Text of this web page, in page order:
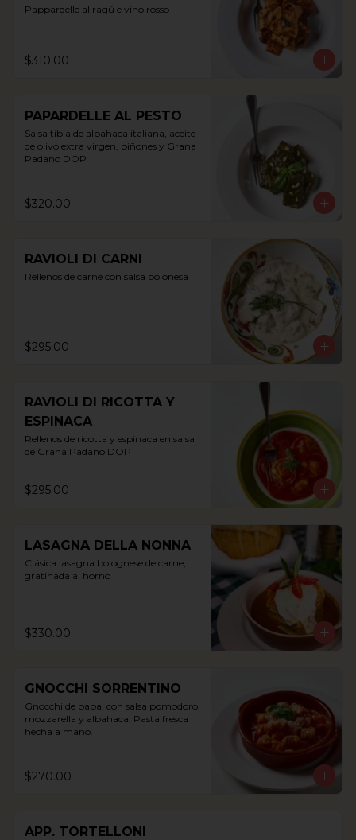
Pappardelle al ragú e vino rosso
$310.00
PAPARDELLE AL PESTO
Salsa tibia de albahaca italiana, aceite
de olivo extra virgen, piñones y Grana
Padano DOP
$320.00
RAVIOLI DI CARNI
Rellenos de carne con salsa boloñesa
$295.00
RAVIOLI DI RICOTTA Y
ESPINACA
Rellenos de ricotta y espinaca en salsa
de Grana Padano DOP
$295.00
LASAGNA DELLA NONNA
Clásica lasagna bolognese de carne,
gratinada al horno
$330.00
GNOCCHI SORRENTINO
Gnocchi de papa, con salsa pomodoro,
mozzarella y albahaca. Pasta fresca
hecha a mano.
$270.00
APP. TORTELLONI